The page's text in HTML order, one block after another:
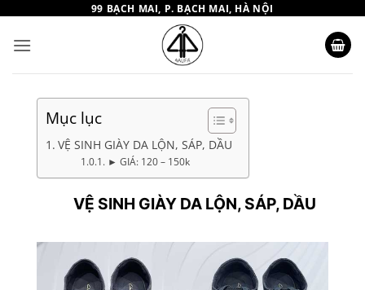
nội
dung
99 BẠCH MAI, P. BẠCH MAI, HÀ NỘI
Mục lục
VỆ SINH GIÀY DA LỘN, SÁP, DẦU
► GIÁ: 120 – 150k
VỆ SINH GIÀY DA LỘN, SÁP, DẦU